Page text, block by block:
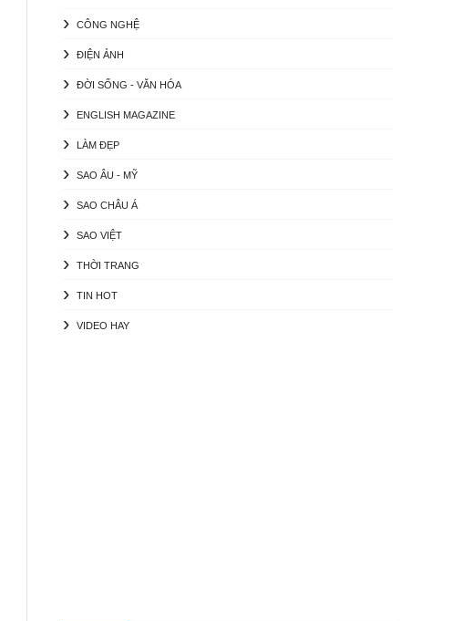
CÔNG NGHỆ
ĐIỆN ẢNH
ĐỜI SỐNG - VĂN HÓA
ENGLISH MAGAZINE
LÀM ĐẸP
SAO ÂU - MỸ
SAO CHÂU Á
SAO VIỆT
THỜI TRANG
TIN HOT
VIDEO HAY